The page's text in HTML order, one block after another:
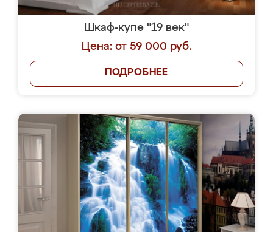
Шкаф-купе "19 век"
Цена: от 59 000 руб.
ПОДРОБНЕЕ